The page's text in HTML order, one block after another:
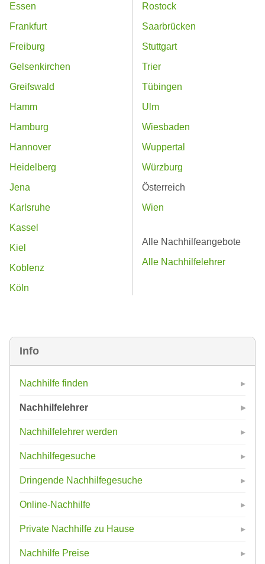
Info
Nachhilfe finden
Nachhilfelehrer
Nachhilfelehrer werden
Nachhilfegesuche
Dringende Nachhilfegesuche
Online-Nachhilfe
Private Nachhilfe zu Hause
Nachhilfe Preise
Essen
Frankfurt
Freiburg
Gelsenkirchen
Greifswald
Hamm
Hamburg
Hannover
Heidelberg
Jena
Karlsruhe
Kassel
Kiel
Koblenz
Köln
Rostock
Saarbrücken
Stuttgart
Trier
Tübingen
Ulm
Wiesbaden
Wuppertal
Würzburg
Österreich
Wien
Alle Nachhilfeangebote
Alle Nachhilfelehrer